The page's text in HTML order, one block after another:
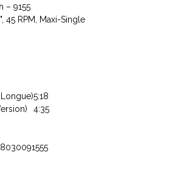
‎– 9155
45 RPM, Maxi-Single
5:18
4:35